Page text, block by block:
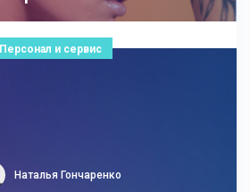
Персонал и сервис
Наталья Гончаренко